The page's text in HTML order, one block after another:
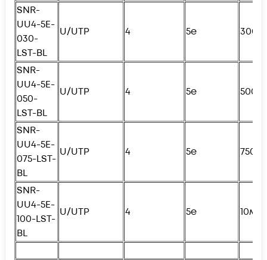
SNR-
UU4-5E-
030-
LST-BL
U/UTP 4 5e
SNR-
UU4-5E-
050-
LST-BL
U/UTP 4 5e
SNR-
UU4-5E-
075-LST-
BL
U/UTP 4 5e
SNR-
UU4-5E-
100-LST-
BL
U/UTP 4 5e 10м